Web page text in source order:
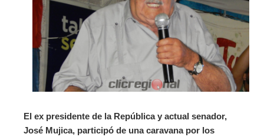
El ex presidente de la República y actual senador,
José Mujica, participó de una caravana por los